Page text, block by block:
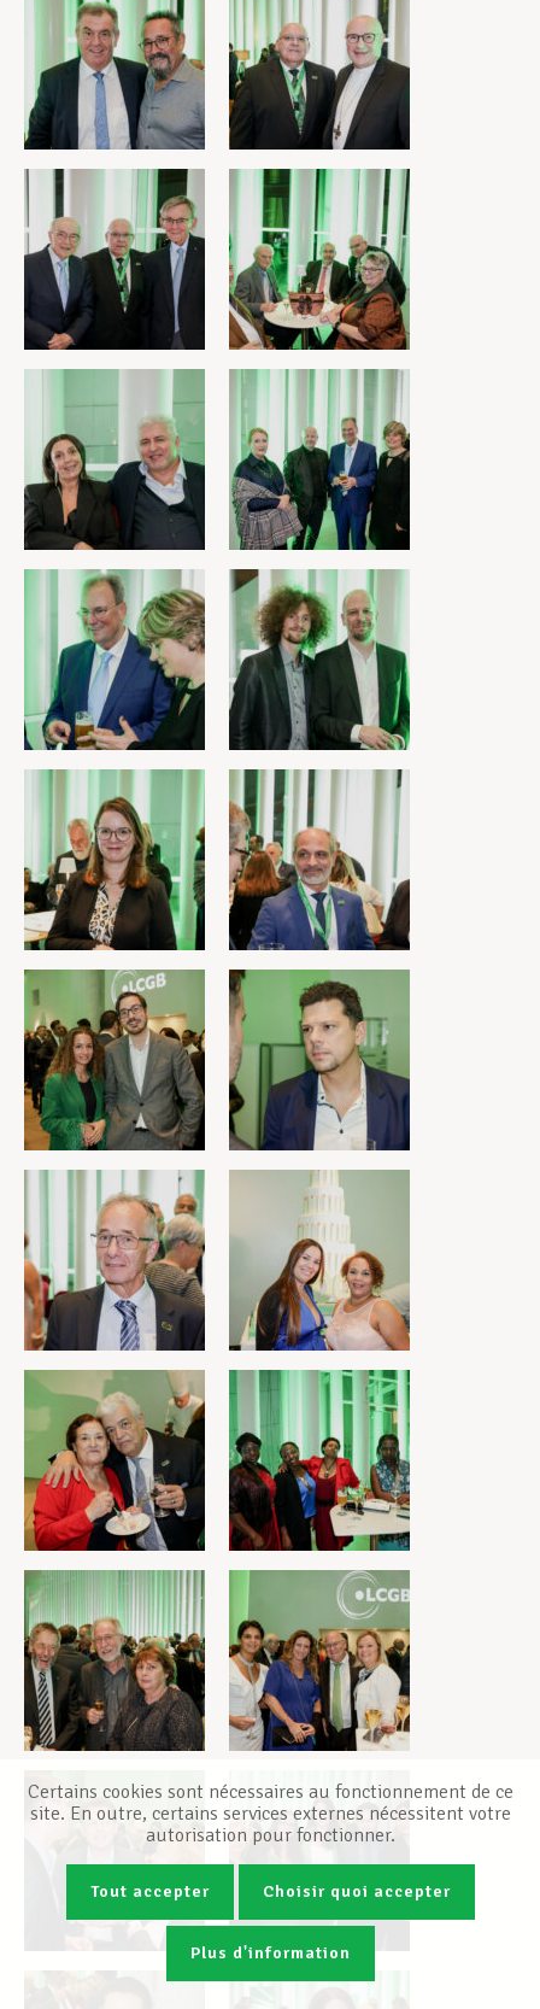
Certains cookies sont nécessaires au fonctionnement de ce
site. En outre, certains services externes nécessitent votre
autorisation pour fonctionner.
Tout accepter Choisir quoi accepter
Plus d'information